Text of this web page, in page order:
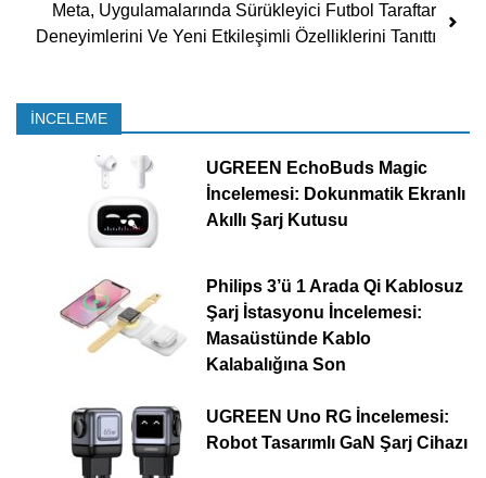
Meta, Uygulamalarında Sürükleyici Futbol Taraftar
Deneyimlerini Ve Yeni Etkileşimli Özelliklerini Tanıttı
İNCELEME
UGREEN EchoBuds Magic
İncelemesi: Dokunmatik Ekranlı
Akıllı Şarj Kutusu
Philips 3’ü 1 Arada Qi Kablosuz
Şarj İstasyonu İncelemesi:
Masaüstünde Kablo
Kalabalığına Son
UGREEN Uno RG İncelemesi:
Robot Tasarımlı GaN Şarj Cihazı